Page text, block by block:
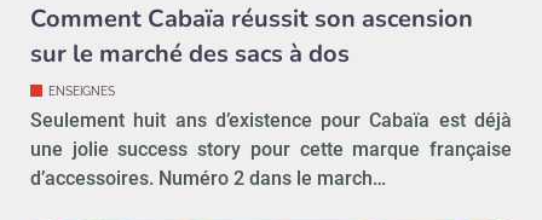
Comment Cabaïa réussit son ascension
sur le marché des sacs à dos
ENSEIGNES
Seulement huit ans d’existence pour Cabaïa est déjà
une jolie success story pour cette marque française
d’accessoires. Numéro 2 dans le march…